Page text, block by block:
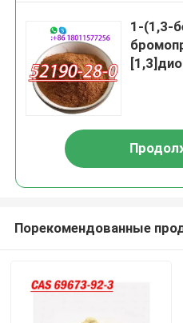
1-(1,3-
Порекомендованные